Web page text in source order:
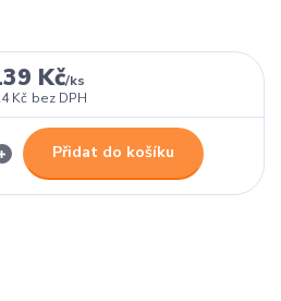
Kč/ks
Kč bez DPH
Přidat do košíku